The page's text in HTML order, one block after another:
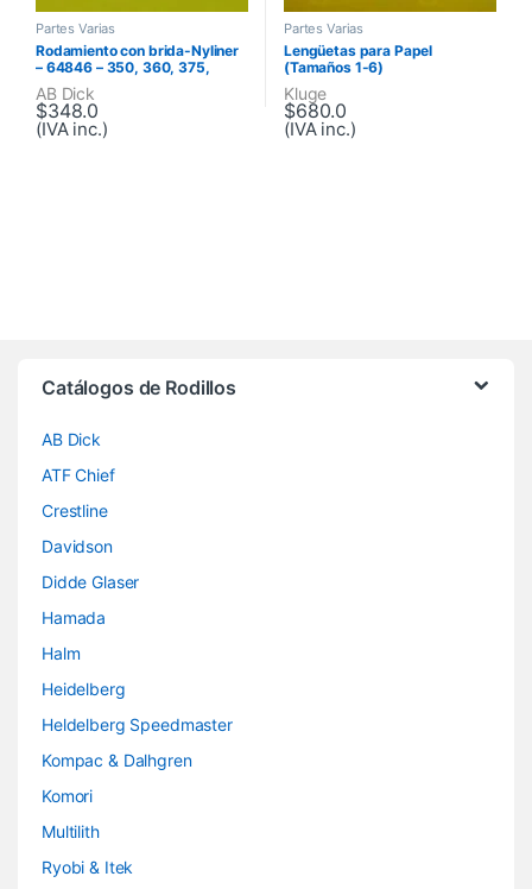
Partes Varias
Rodamiento con brida-Nyliner
– 64846 – 350, 360, 375,
Series 88, Series 98
AB Dick
$348.0
(IVA inc.)
Partes Varias
Lengüetas para Papel
(Tamaños 1-6)
Kluge
$680.0
(IVA inc.)
Catálogos de Rodillos
AB Dick
ATF Chief
Crestline
Davidson
Didde Glaser
Hamada
Halm
Heidelberg
Heldelberg Speedmaster
Kompac & Dalhgren
Komori
Multilith
Ryobi & Itek